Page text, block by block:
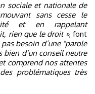
sociale et nationale de
sans cesse le
et en rappelant
rien que le droit », font
pas besoin d’une "parole
bien d’un conseil neutre
comprend nos attentes
problématiques très